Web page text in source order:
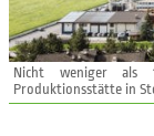
Nicht weniger als
Produktionsstätte in